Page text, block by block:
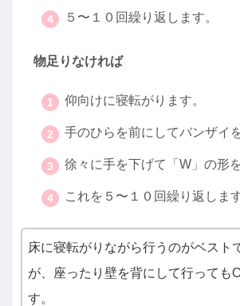
５〜１０回繰り返します。
物足りなければ
仰向けに寝転がります。
手のひらを前にしてバンザイ
徐々に手を下げて「W」の形
これを５〜１０回繰り返します
床に寝転がりながら行うのがベスト
が、座ったり壁を背にして行っても
す。